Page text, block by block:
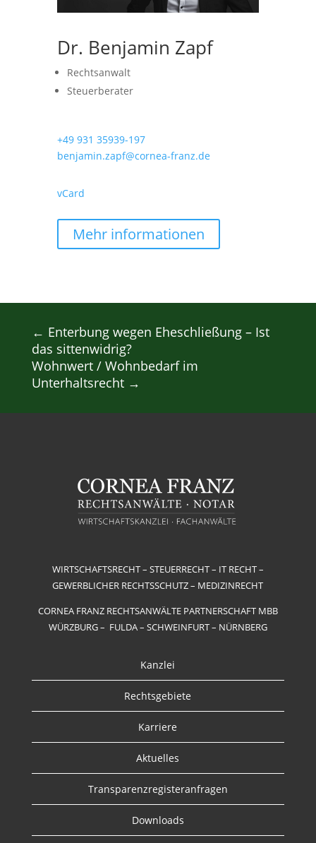
Dr. Benjamin Zapf
Rechtsanwalt
Steuerberater
+49 931 35939-197
benjamin.zapf@cornea-franz.de
vCard
Mehr informationen
← Enterbung wegen Eheschließung – Ist
das sittenwidrig?
Wohnwert / Wohnbedarf im
Unterhaltsrecht→
WIRTSCHAFTSRECHT – STEUERRECHT – IT RECHT –
GEWERBLICHER RECHTSSCHUTZ – MEDIZINRECHT
CORNEA FRANZ RECHTSANWÄLTE PARTNERSCHAFT MBB
WÜRZBURG – FULDA – SCHWEINFURT – NÜRNBERG
Kanzlei
Rechtsgebiete
Karriere
Aktuelles
Transparenzregisteranfragen
Downloads